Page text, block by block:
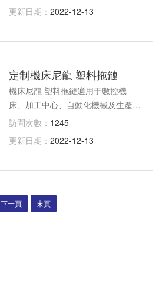
線、電纜液、氣軟管的防護裝置，能
軟管的使用壽命，降低消耗
更新日期：2022-12-13
定制機床尼龍 塑料拖鏈
機床尼龍 塑料拖鏈適用于數控機
床、加工中心、自動化機械及生產線
等各類機床、機器人、運輸機械、測
作為電線、電纜液、氣軟管的防護裝
液、氣軟管的使用壽命，降低消耗
訪問次數： 1245
更新日期：2022-12-13
下一頁 末頁